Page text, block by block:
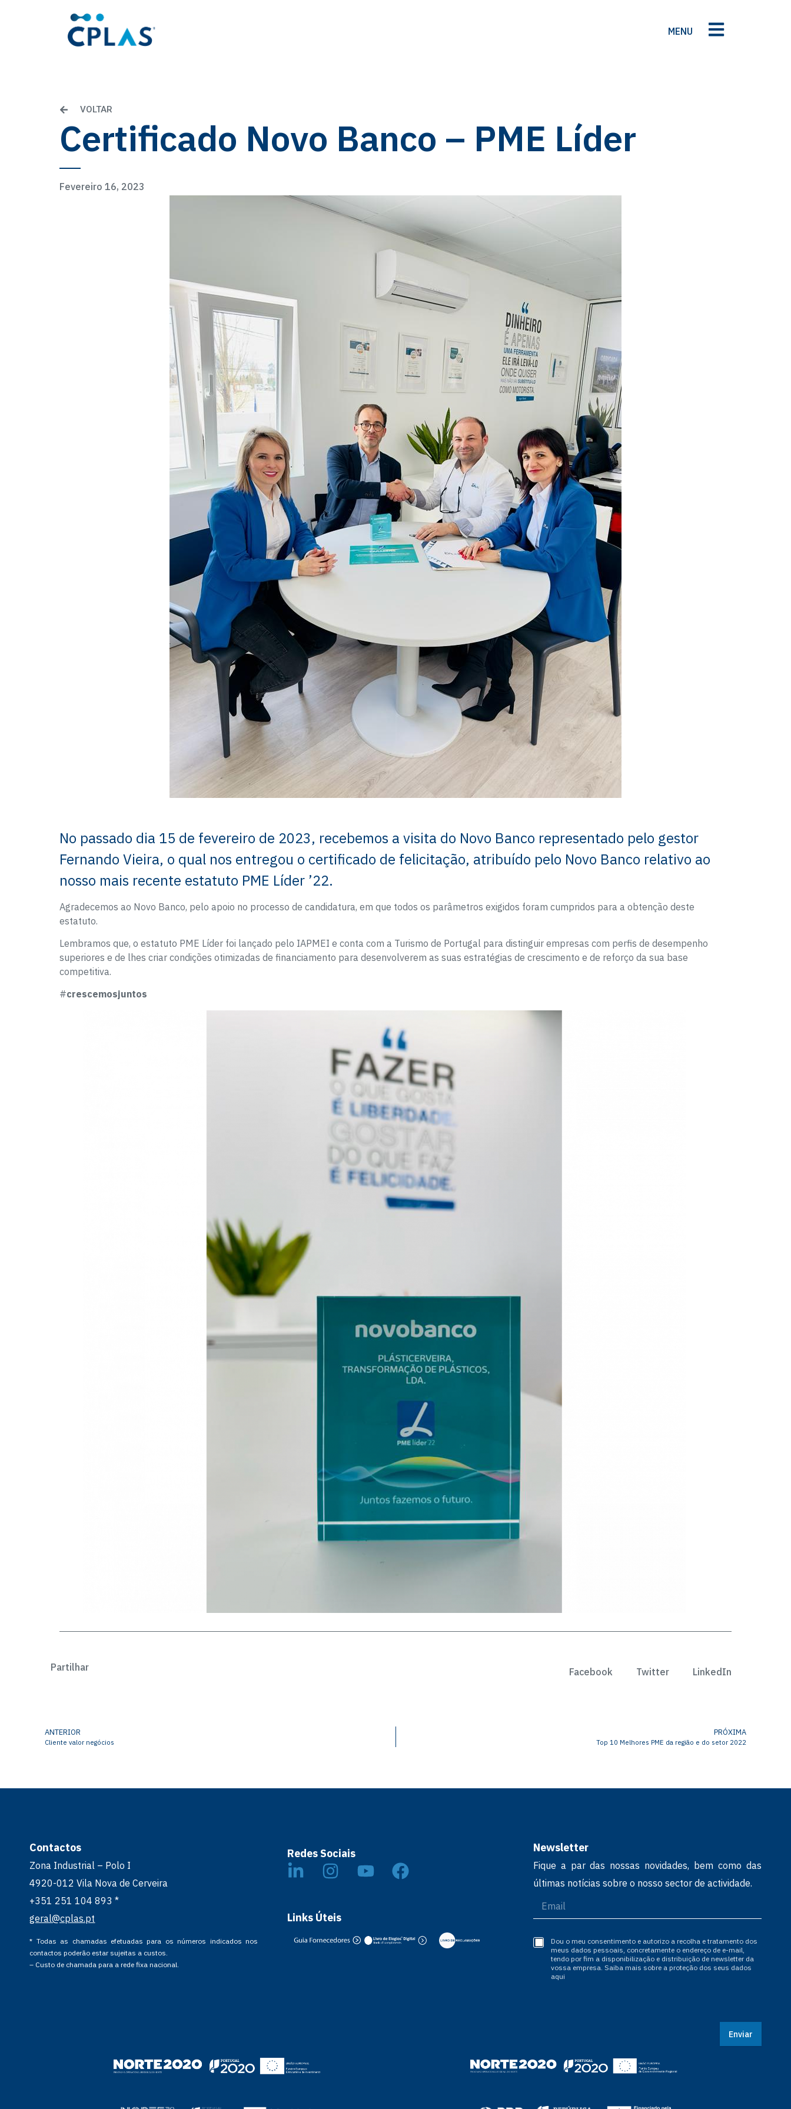
MENU
VOLTAR
Certificado Novo Banco – PME Líder
Fevereiro 16, 2023
No passado dia 15 de fevereiro de 2023, recebemos a visita do Novo Banco representado pelo gestor
Fernando Vieira, o qual nos entregou o certificado de felicitação, atribuído pelo Novo Banco relativo ao
nosso mais recente estatuto PME Líder ’22.
Agradecemos ao Novo Banco, pelo apoio no processo de candidatura, em que todos os parâmetros exigidos foram cumpridos para a obtenção deste
estatuto.
Lembramos que, o estatuto PME Líder foi lançado pelo IAPMEI e conta com a Turismo de Portugal para distinguir empresas com perfis de desempenho
superiores e de lhes criar condições otimizadas de financiamento para desenvolverem as suas estratégias de crescimento e de reforço da sua base
competitiva.
#crescemosjuntos
Partilhar Facebook Twitter LinkedIn
ANTERIOR
Cliente valor negócios
PRÓXIMA
Top 10 Melhores PME da região e do setor 2022
Contactos
Zona Industrial – Polo I
4920-012 Vila Nova de Cerveira
+351 251 104 893 *
geral@cplas.pt
* Todas as chamadas efetuadas para os números indicados nos
contactos poderão estar sujeitas a custos.
– Custo de chamada para a rede fixa nacional.
Redes Sociais
Links Úteis
Newsletter
Fique a par das nossas novidades, bem como das
últimas notícias sobre o nosso sector de actividade.
Dou o meu consentimento e autorizo a recolha e tratamento dos
meus dados pessoais, concretamente o endereço de e-mail,
tendo por fim a disponibilização e distribuição de newsletter da
vossa empresa. Saiba mais sobre a proteção dos seus dados
aqui
Enviar